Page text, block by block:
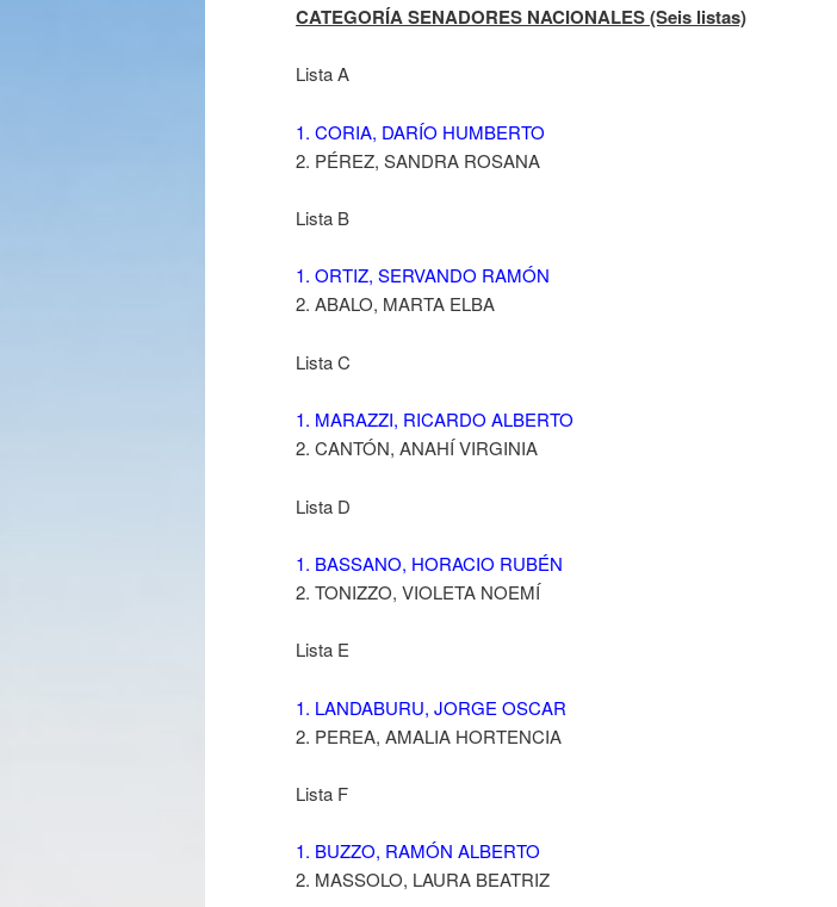
CATEGORÍA SENADORES NACIONALES (Seis listas)
Lista A
1. CORIA, DARÍO HUMBERTO
2. PÉREZ, SANDRA ROSANA
Lista B
1. ORTIZ, SERVANDO RAMÓN
2. ABALO, MARTA ELBA
Lista C
1. MARAZZI, RICARDO ALBERTO
2. CANTÓN, ANAHÍ VIRGINIA
Lista D
1. BASSANO, HORACIO RUBÉN
2. TONIZZO, VIOLETA NOEMÍ
Lista E
1. LANDABURU, JORGE OSCAR
2. PEREA, AMALIA HORTENCIA
Lista F
1. BUZZO, RAMÓN ALBERTO
2. MASSOLO, LAURA BEATRIZ